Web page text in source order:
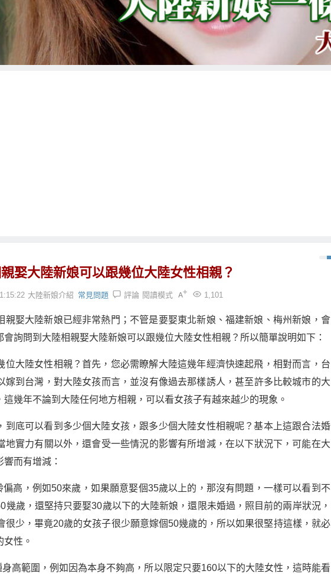
娶大陸新娘可以跟幾位大陸女性相親？
大陸新娘介紹 常見問題 評論 1,101
閱讀模式
親娶大陸新娘已經非常熱門；不管是要娶東北新娘、福建新娘、梅州新娘，會
詢問到大陸相親娶大陸新娘可以跟幾位大陸女性相親？所以簡單說明如下：
位大陸女性相親？首先，您必需瞭解大陸這幾年經濟快速起飛，相對而言，台
嫁到台灣，對大陸女孩而言，並沒有像過去那樣誘人，甚至許多比較城市的大
幾年不論到大陸任何地方相親，可以看女孩子有越來越少的現象。
到底可以看到多少個大陸女孩，跟多少個大陸女性相親呢？基本上這跟合法婚
地實力有關以外，還會受一些情況的影響有所增減，在以下狀況下，可能在大
而有增減：
高，例如50來歲，如果願意娶個35歲以上的，那沒有問題，一樣可以看到不
幾歲，還堅持只要娶30歲以下的大陸新娘，還限未婚過，照目前的兩岸狀況，
很少，畢竟20歲的女孩子很少願意嫁個50幾歲的，所以如果很堅持這樣，就必
性。
高範圍，例如因為本身不夠高，所以限定只要160以下的大陸女性，這時能看